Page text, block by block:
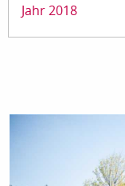
Jahr 2018